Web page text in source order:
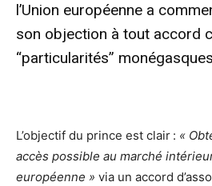
l’Union européenne a
son objection à tout accord
“particularités”
L’objectif du prince est clair : «
accès possible au marché
européenne » via un accord